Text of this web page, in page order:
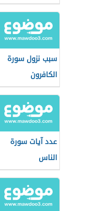
سبب نزول سورة
الكافرون
عدد آيات سورة
الناس